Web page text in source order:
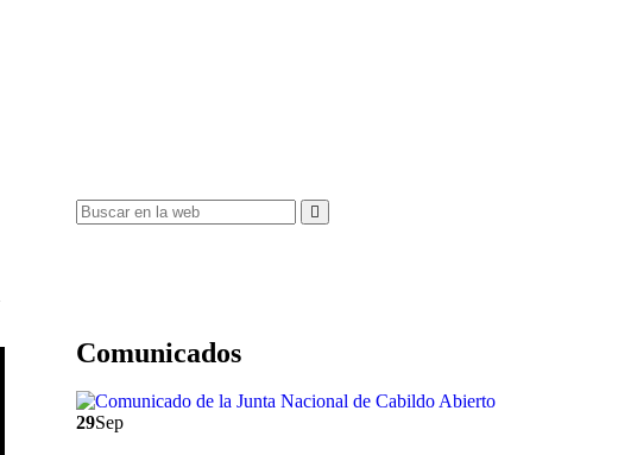
Comunicados
29Sep